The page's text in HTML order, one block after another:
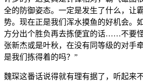
全的防御姿态。一定是发生了什么，让
势。现在正是我们浑水摸鱼的好机会。
方分出个胜负再去拣便宜的话……不要
张新杰或是叶秋，在没有同等级的对手
是我们拣得着的吗？”
魏琛这番话说得就有理有据了，听起来